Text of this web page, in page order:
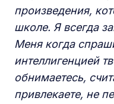
произведения,
школе. Я всегда
Меня когда
интеллигенцией
обнимаетесь,
привлекаете, не